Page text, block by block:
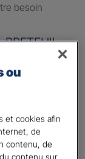
besoin
BRETEUIL
:
à la
ou
et cookies afin
de
contenu, de
contenu sur